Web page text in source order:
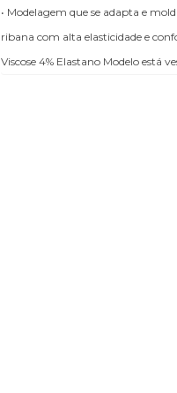
• Modelagem que se adapta e
ribana com alta elasticidade e
Viscose 4% Elastano Modelo está